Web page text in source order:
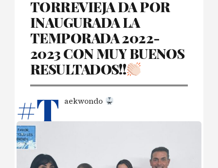
TORREVIEJA DA POR
INAUGURADA LA
TEMPORADA 2022-
2023 CON MUY BUENOS
RESULTADOS!!
#T aekwondo